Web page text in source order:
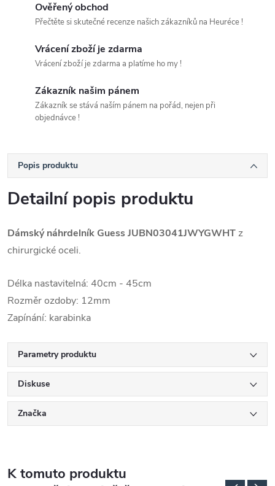
Ověřený obchod
Přečtěte si skutečné recenze našich zákazníků na Heuréce !
Vrácení zboží je zdarma
Vrácení zboží je zdarma a platíme ho my !
Zákazník našim pánem
Zákazník se stává naším pánem na pořád, nejen při
objednávce !
Popis produktu
Detailní popis produktu
Dámský náhrdelník Guess JUBN03041JWYGWHTz
chirurgické oceli.
Délka nastavitelná: 40cm - 45cm
Rozměr ozdoby: 12mm
Zapínání: karabinka
Parametry produktu
Diskuse
Značka
K tomuto produktu